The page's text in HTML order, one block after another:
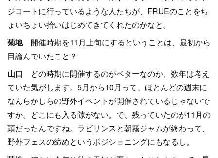
ジコートに行っているような人たちが、FRUEのことをち
ょいちょい拾いはじめてきてくれたのかなと。
菊地開催時期を11月上旬にするということは、最初から
目論んでいたこと？
山口 どの時期に開催するのがベターなのか、数年は考え
ていた気がします。5月から10月って、ほとんどの週末に
なんらかしらの野外イベントが開催されているじゃないで
すか。どこにも入る隙がない。で、残っていたのが11月の
頭だったんですね。ラビリンスと朝霧ジャムが終わって、
野外フェスの締めというポジショニングにもなるし。